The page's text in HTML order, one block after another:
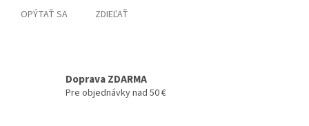
OPÝTAŤ SA ZDIEĽAŤ
Doprava ZDARMA
Pre objednávky nad 50 €